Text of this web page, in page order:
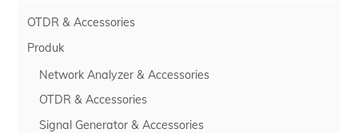
OTDR & Accessories
Produk
Network Analyzer & Accessories
OTDR & Accessories
Signal Generator & Accessories